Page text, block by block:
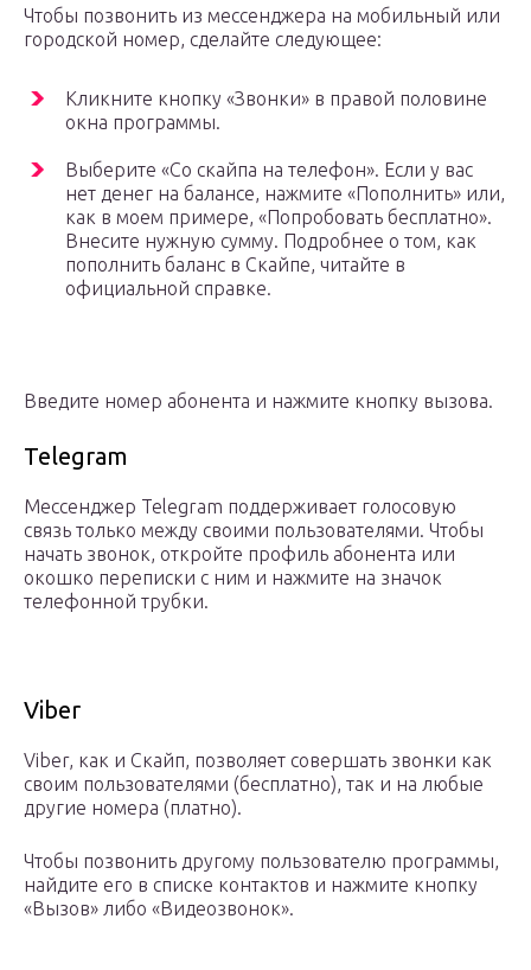
Чтобы позвонить из мессенджера на мобильный или
городской номер, сделайте следующее:
Кликните кнопку «Звонки» в правой половине
окна программы.
Выберите «Со скайпа на телефон». Если у вас
нет денег на балансе, нажмите «Пополнить» или,
как в моем примере, «Попробовать бесплатно».
Внесите нужную сумму. Подробнее о том, как
пополнить баланс в Скайпе, читайте в
официальной справке.
Введите номер абонента и нажмите кнопку вызова.
Telegram
Мессенджер Telegram поддерживает голосовую
связь только между своими пользователями. Чтобы
начать звонок, откройте профиль абонента или
окошко переписки с ним и нажмите на значок
телефонной трубки.
Viber
Viber, как и Скайп, позволяет совершать звонки как
своим пользователями (бесплатно), так и на любые
другие номера (платно).
Чтобы позвонить другому пользователю программы,
найдите его в списке контактов и нажмите кнопку
«Вызов» либо «Видеозвонок».